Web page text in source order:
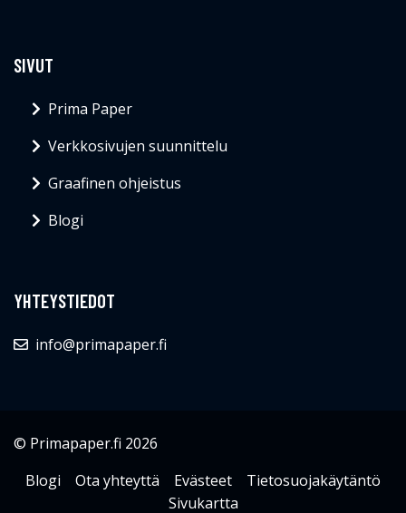
SIVUT
Prima Paper
Verkkosivujen suunnittelu
Graafinen ohjeistus
Blogi
YHTEYSTIEDOT
info@primapaper.fi
© Primapaper.fi 2026
Blogi
Ota yhteyttä Evästeet
Tietosuojakäytäntö
Sivukartta